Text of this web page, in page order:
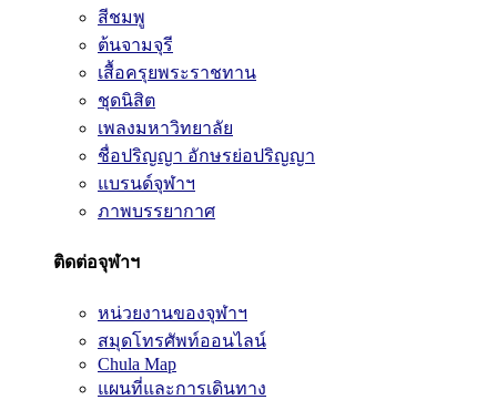
สีชมพู
ต้นจามจุรี
เสื้อครุยพระราชทาน
ชุดนิสิต
เพลงมหาวิทยาลัย
ชื่อปริญญา อักษรย่อปริญญา
แบรนด์จุฬาฯ
ภาพบรรยากาศ
ติดต่อจุฬาฯ
หน่วยงานของจุฬาฯ
สมุดโทรศัพท์ออนไลน์
Chula Map
แผนที่และการเดินทาง